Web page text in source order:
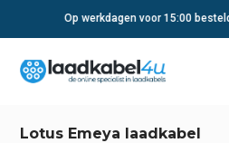
Op werkdagen voor 15:00
Lotus Emeya laadkabel